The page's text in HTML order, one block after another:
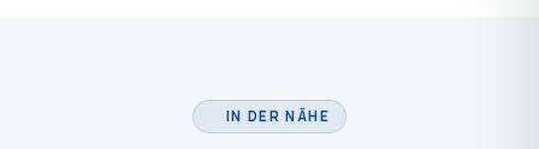
IN DER NÄHE